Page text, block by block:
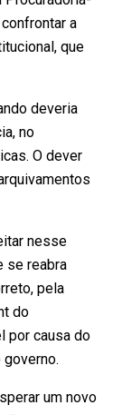
a
que
deveria
no
O dever
nesse
se reabra
pela
do
por causa do
um novo